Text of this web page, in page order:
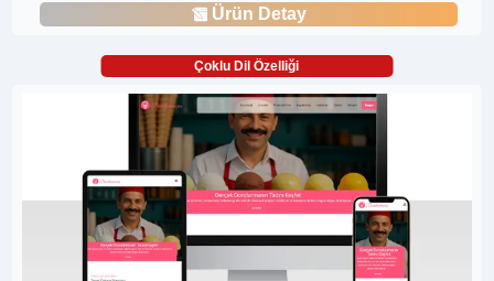
Ürün Detay
Çoklu Dil Özelliği